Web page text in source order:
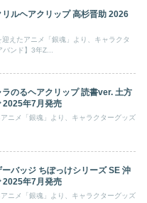
ルヘアクリップ 高杉晋助 2026
えたアニメ「銀魂」より、キャラクタ
ンド】3年Z...
のるヘアクリップ 読書ver. 土方
2025年7月発売
ニメ「銀魂」より、キャラクターグッズ
バッジ ちぽっけシリーズ SE 沖
2025年7月発売
ニメ「銀魂」より、キャラクターグッズ